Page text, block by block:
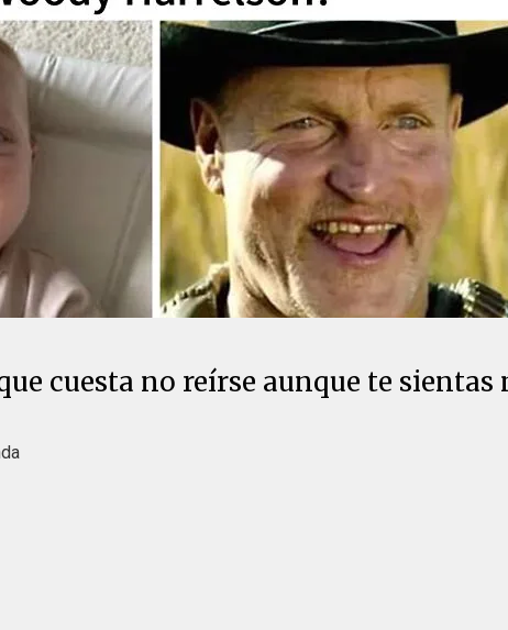
cuesta no reírse aunque te